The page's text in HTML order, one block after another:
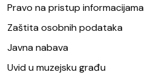
Pravo na pristup informacijama
Zaštita osobnih podataka
Javna nabava
Uvid u muzejsku građu